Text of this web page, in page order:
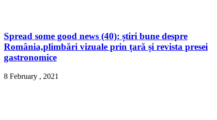
Spread some good news (40): știri bune despre
România,plimbări vizuale prin țară și revista presei
gastronomice
8 February , 2021